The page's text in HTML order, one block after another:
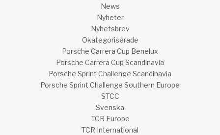
News
Nyheter
Nyhetsbrev
Okategoriserade
Porsche Carrera Cup Benelux
Porsche Carrera Cup Scandinavia
Porsche Sprint Challenge Scandinavia
Porsche Sprint Challenge Southern Europe
STCC
Svenska
TCR Europe
TCR International